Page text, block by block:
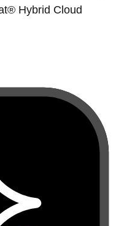
Hybrid Cloud